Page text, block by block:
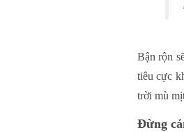
Bận rộn
tiêu cực
trời mù
Đừng